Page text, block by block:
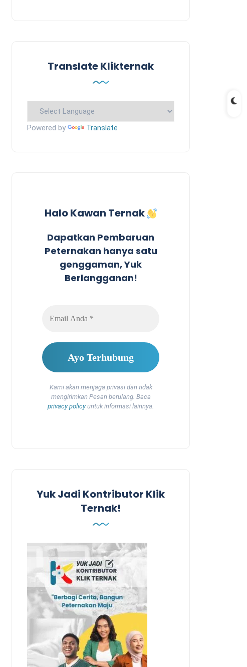
Translate Klikternak
Powered by Translate
Halo Kawan Ternak
Dapatkan Pembaruan
Peternakan hanya satu
genggaman, Yuk
Berlangganan!
Kami akan menjaga privasi dan tidak
mengirimkan Pesan berulang. Baca
privacy policyuntuk informasi lainnya.
Yuk Jadi Kontributor Klik
Ternak!